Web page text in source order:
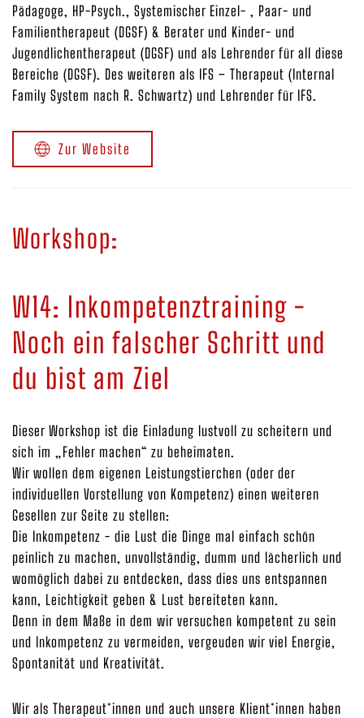
Pädagoge, HP-Psych., Systemischer Einzel- , Paar- und
Familientherapeut (DGSF) & Berater und Kinder- und
Jugendlichentherapeut (DGSF) und als Lehrender für all diese
Bereiche (DGSF). Des weiteren als IFS – Therapeut (Internal
Family System nach R. Schwartz) und Lehrender für IFS.
Zur Website
Workshop:
W14: Inkompetenztraining -
Noch ein falscher Schritt und
du bist am Ziel
Dieser Workshop ist die Einladung lustvoll zu scheitern und
sich im „Fehler machen“ zu beheimaten.
Wir wollen dem eigenen Leistungstierchen (oder der
individuellen Vorstellung von Kompetenz) einen weiteren
Gesellen zur Seite zu stellen:
Die Inkompetenz - die Lust die Dinge mal einfach schön
peinlich zu machen, unvollständig, dumm und lächerlich und
womöglich dabei zu entdecken, dass dies uns entspannen
kann, Leichtigkeit geben & Lust bereiteten kann.
Denn in dem Maße in dem wir versuchen kompetent zu sein
und Inkompetenz zu vermeiden, vergeuden wir viel Energie,
Spontanität und Kreativität.
Wir als Therapeut*innen und auch unsere Klient*innen haben